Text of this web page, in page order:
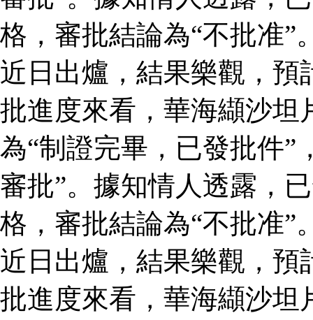
格，審批結論為“不批准”
近日出爐，結果樂觀，
批進度來看，華海纈沙坦
為“制證完畢，已發批件”
審批”。據知情人透露，
格，審批結論為“不批准”
近日出爐，結果樂觀，
批進度來看，華海纈沙坦